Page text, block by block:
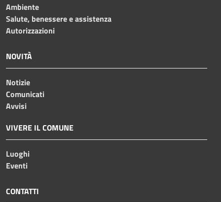
Ambiente
Salute, benessere e assistenza
Autorizzazioni
NOVITÀ
Notizie
Comunicati
Avvisi
VIVERE IL COMUNE
Luoghi
Eventi
CONTATTI